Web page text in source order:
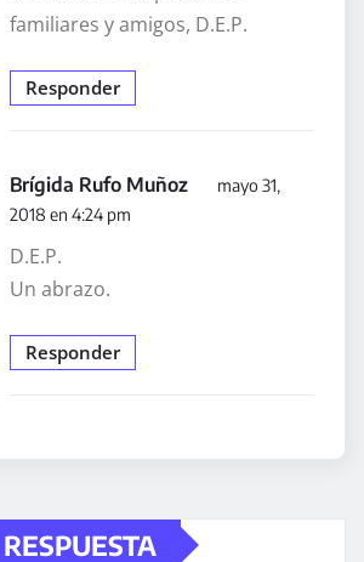
familiares y amigos, D.E.P.
Responder
Brígida Rufo Muñoz
mayo 31,
2018 en 4:24 pm
D.E.P.
Un abrazo.
Responder